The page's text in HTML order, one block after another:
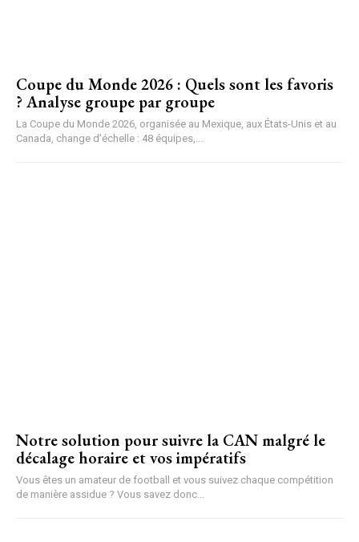
Coupe du Monde 2026 : Quels sont les favoris
? Analyse groupe par groupe
La Coupe du Monde 2026, organisée au Mexique, aux États-Unis et au
Canada, change d’échelle : 48 équipes,...
Notre solution pour suivre la CAN malgré le
décalage horaire et vos impératifs
Vous êtes un amateur de football et vous suivez chaque compétition
de manière assidue ? Vous savez donc...